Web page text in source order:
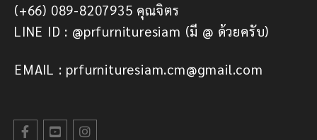
(+66) 089-8207935 คุณจิตร
LINE ID : @prfurnituresiam (มี @ ด้วยครับ)
EMAIL : prfurnituresiam.cm@gmail.com